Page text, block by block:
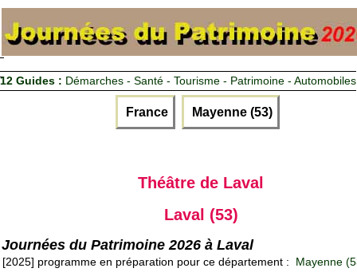
12 Guides : Démarches - Santé - Tourisme - Patrimoine - Automobiles
France Mayenne (53)
Théâtre de Laval
Laval (53)
Journées du Patrimoine 2026 à Laval
[2025] programme en préparation pour ce département : Mayenne